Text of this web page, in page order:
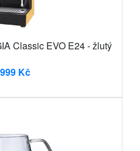
Classic EVO E24 - žlutý
Kč